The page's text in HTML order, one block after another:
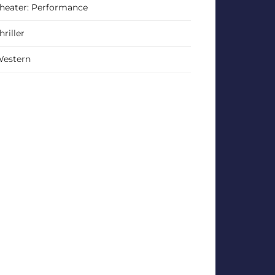
Performance